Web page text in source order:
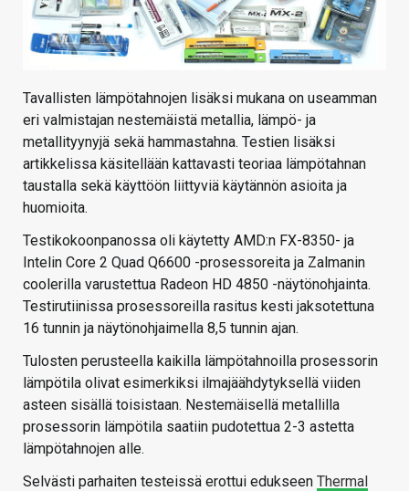
Tavallisten lämpötahnojen lisäksi mukana on useamman
eri valmistajan nestemäistä metallia, lämpö- ja
metallityynyjä sekä hammastahna. Testien lisäksi
artikkelissa käsitellään kattavasti teoriaa lämpötahnan
taustalla sekä käyttöön liittyviä käytännön asioita ja
huomioita.
Testikokoonpanossa oli käytetty AMD:n FX-8350- ja
Intelin Core 2 Quad Q6600 -prosessoreita ja Zalmanin
coolerilla varustettua Radeon HD 4850 -näytönohjainta.
Testirutiinissa prosessoreilla rasitus kesti jaksotettuna
16 tunnin ja näytönohjaimella 8,5 tunnin ajan.
Tulosten perusteella kaikilla lämpötahnoilla prosessorin
lämpötila olivat esimerkiksi ilmajäähdytyksellä viiden
asteen sisällä toisistaan. Nestemäisellä metallilla
prosessorin lämpötila saatiin pudotettua 2-3 astetta
lämpötahnojen alle.
Selvästi parhaiten testeissä erottui edukseen Thermal